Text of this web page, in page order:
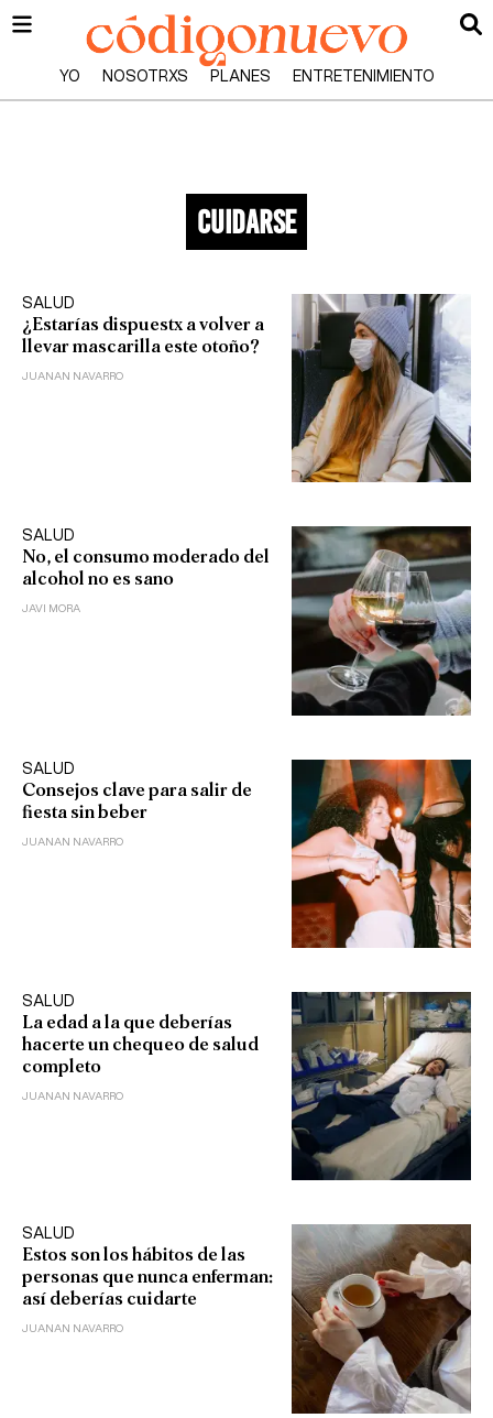
YO NOSOTRXS PLANES ENTRETENIMIENTO
cuidarse
SALUD
¿Estarías dispuestx a volver a
llevar mascarilla este otoño?
JUANAN NAVARRO
SALUD
No, el consumo moderado del
alcohol no es sano
JAVI MORA
SALUD
Consejos clave para salir de
fiesta sin beber
JUANAN NAVARRO
SALUD
La edad a la que deberías
hacerte un chequeo de salud
completo
JUANAN NAVARRO
SALUD
Estos son los hábitos de las
personas que nunca enferman:
así deberías cuidarte
JUANAN NAVARRO